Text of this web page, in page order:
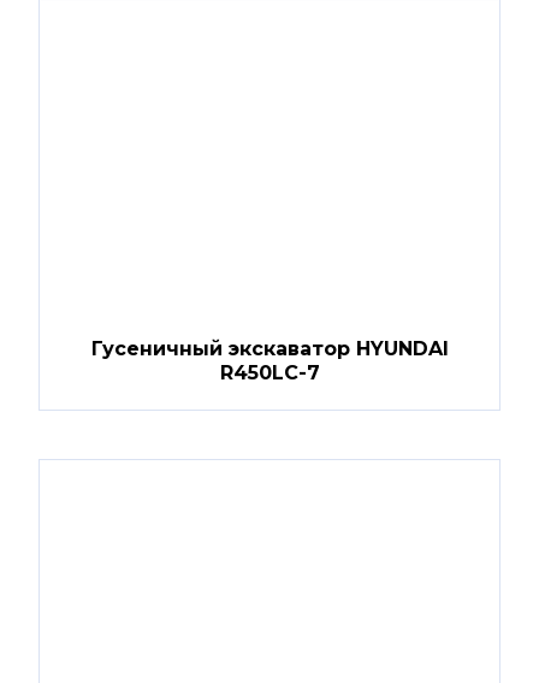
Гусеничный экскаватор HYUNDAI
R450LC-7